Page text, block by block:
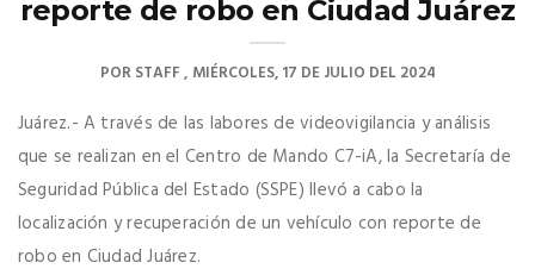
reporte de robo en Ciudad Juárez
PORSTAFF MIÉRCOLES, 17 DE JULIO DEL 2024
Juárez.- A través de las labores de videovigilancia y análisis
que se realizan en el Centro de Mando C7-iA, la Secretaría de
Seguridad Pública del Estado (SSPE) llevó a cabo la
localización y recuperación de un vehículo con reporte de
robo en Ciudad Juárez.